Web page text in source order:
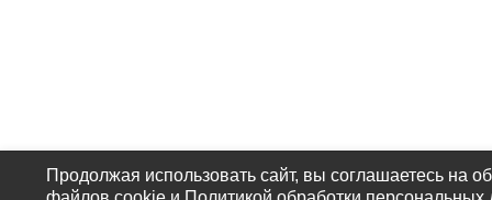
Продолжая использовать сайт, вы соглашаетесь на